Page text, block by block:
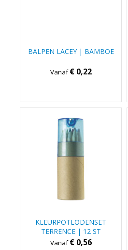
BALPEN LACEY | BAMBOE
Vanaf€ 0,22
KLEURPOTLODENSET
TERRENCE | 12 ST
Vanaf€ 0,56